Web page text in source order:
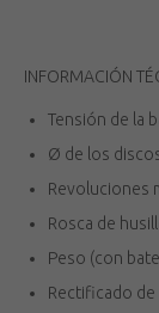
INFORMACIÓN
Tensión de la
Ø de los
Revoluciones
Rosca de
Peso (con
Rectificado de